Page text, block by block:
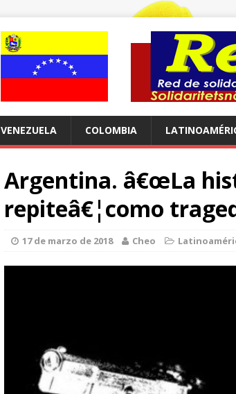
VENEZUELA COLOMBIA
Argentina. â€œLa
repiteâ€¦como
17 de marzo de 2018 Cheo